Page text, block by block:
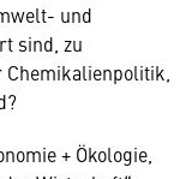
und
sind, zu
+ Ökologie,